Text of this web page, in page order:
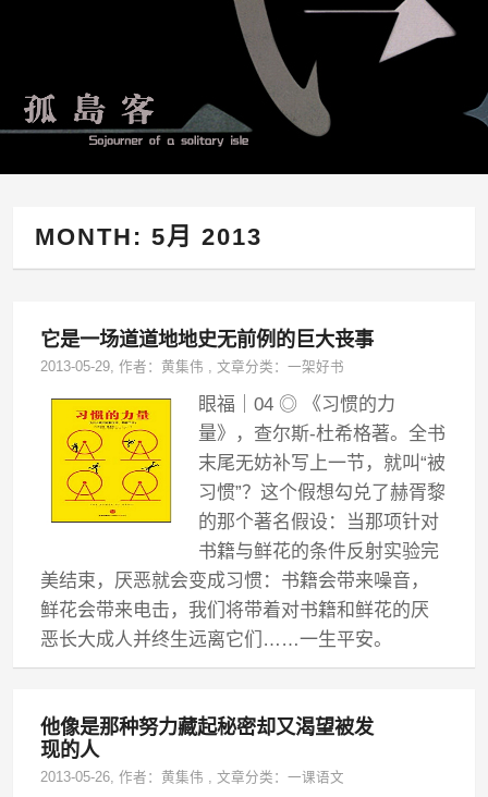
MONTH:5月 2013
它是一场道道地地史无前例的巨大丧事
2013-05-29, 作者：黄集伟 ,文章分类：一架好书
眼福｜04 ◎ 《习惯的力
量》，查尔斯-杜希格著。全书
末尾无妨补写上一节，就叫“被
习惯”？这个假想勾兑了赫胥黎
的那个著名假设：当那项针对
书籍与鲜花的条件反射实验完
美结束，厌恶就会变成习惯：书籍会带来噪音，
鲜花会带来电击，我们将带着对书籍和鲜花的厌
恶长大成人并终生远离它们……一生平安。
他像是那种努力藏起秘密却又渴望被发
现的人
2013-05-26, 作者：黄集伟 ,文章分类：一课语文